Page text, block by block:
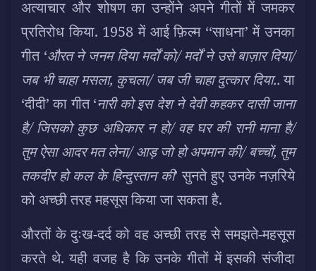
अत्याचार और शोषण का उन्होंने अपने गीतों में जमकर
प्रतिरोध किया. 1958 में आई फ़िल्म ‘‘साधना’ में उनका
गीत ‘औरत ने जनम दिया मर्दों को/ मर्दों ने उसे बाज़ार दिया/
जब भी चाहा मसला, कुचला/ जब जी चाहा दुत्कार दिया..या
‘दीदी’ का गीत ‘नारी को इस देश ने देवी कहकर दासी जाना
है/ जिसको कुछ अधिकार न हो/ वह घर की रानी माना है/
तुम ऐसा आदर मत लेना/ आड़ जो हो अपमान की/ बच्चों, तुम
तकदीर हो कल के हिन्दुस्तान की’ सुनते हुए उनके नज़रिये
को अच्छी तरह महसूस किया जा सकता है.
औरतों के दुःख-दर्द को वह अच्छी तरह से समझते-महसूस
करते थे. यही वजह है कि उनके गीतों में इसकी संजीदा